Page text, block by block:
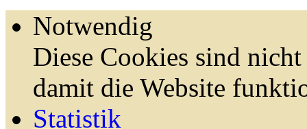
Notwendig
Diese Cookies sind
damit die Website
Statistik